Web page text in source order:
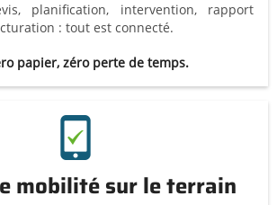
planification, intervention, rapport
: tout est connecté.
papier, zéro perte de temps.
mobilité sur le terrain